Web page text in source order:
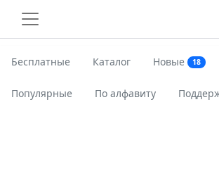
Бесплатные Каталог Новые 18
Популярные По алфавиту